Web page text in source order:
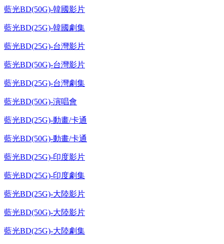
藍光BD(50G)-韓國影片
藍光BD(25G)-韓國劇集
藍光BD(25G)-台灣影片
藍光BD(50G)-台灣影片
藍光BD(25G)-台灣劇集
藍光BD(50G)-演唱會
藍光BD(25G)-動畫/卡通
藍光BD(50G)-動畫/卡通
藍光BD(25G)-印度影片
藍光BD(25G)-印度劇集
藍光BD(25G)-大陸影片
藍光BD(50G)-大陸影片
藍光BD(25G)-大陸劇集